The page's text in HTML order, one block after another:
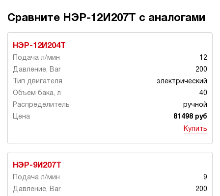
Сравните НЭР-12И207Т с аналогами
НЭР-12И204Т
12
200
электрический
40
ручной
81498 руб
Купить
НЭР-9И207Т
9
200